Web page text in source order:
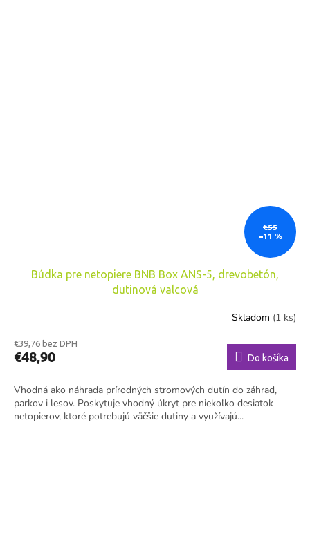
€55
–11 %
Búdka pre netopiere BNB Box ANS-5, drevobetón,
dutinová valcová
Skladom (1 ks)
€39,76 bez DPH
€48,90 Do košíka
Vhodná ako náhrada prírodných stromových dutín do záhrad,
parkov i lesov. Poskytuje vhodný úkryt pre niekoľko desiatok
netopierov, ktoré potrebujú väčšie dutiny a využívajú...